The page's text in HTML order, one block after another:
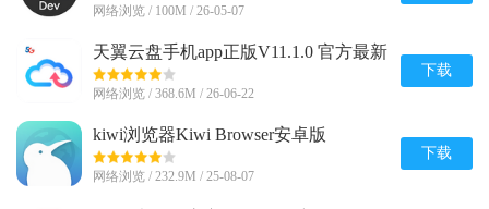
网络浏览 / 100M / 26-05-07
天翼云盘手机app正版V11.1.0 官方最新
版
网络浏览 / 368.6M / 26-06-22
下载
kiwi浏览器Kiwi Browser安卓版
v139.0.7339.0 最新版
网络浏览 / 232.9M / 25-08-07
下载